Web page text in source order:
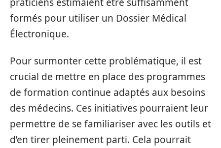
formés pour utiliser un Dossier Médical
Électronique.
Pour surmonter cette problématique, il est
crucial de mettre en place des programmes
de formation continue adaptés aux besoins
des médecins. Ces initiatives pourraient leur
permettre de se familiariser avec les outils et
d’en tirer pleinement parti. Cela pourrait